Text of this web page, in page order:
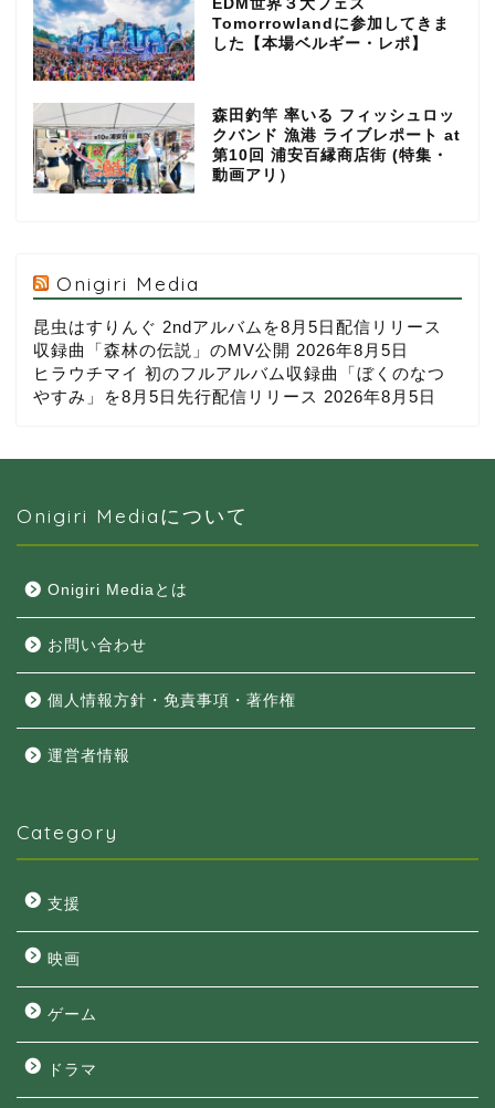
EDM世界３大フェス
Tomorrowlandに参加してきま
した【本場ベルギー・レポ】
森田釣竿 率いる フィッシュロッ
クバンド 漁港 ライブレポート at
第10回 浦安百縁商店街 (特集・
動画アリ）
Onigiri Media
昆虫はすりんぐ 2ndアルバムを8月5日配信リリース
収録曲「森林の伝説」のMV公開 2026年8月5日
ヒラウチマイ 初のフルアルバム収録曲「ぼくのなつ
やすみ」を8月5日先行配信リリース 2026年8月5日
Onigiri Mediaについて
Onigiri Mediaとは
お問い合わせ
個人情報方針・免責事項・著作権
運営者情報
Category
支援
映画
ゲーム
ドラマ